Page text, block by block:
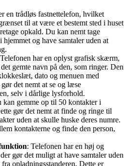
en trådløs fastnettelefon, hvilket
til at være et bestemt sted i huset
opkald. Du kan nemt tage
og have samtaler uden at
har en oplyst grafisk skærm,
gemte navn på den, som ringer. Den
dato og menuen med
det nemt at se og læse
selv i dårlige lysforhold.
kan gemme op til 50 kontakter i
gør det nemt at finde og ringe til
uden at skulle huske deres numre.
kontakterne og finde den person,
: Telefonen har en høj og
gør det muligt at have samtaler uden
opladningsstanderen. Dette er